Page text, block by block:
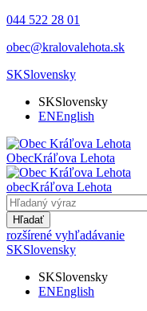
044 522 28 01
obec@kralovalehota.sk
SKSlovensky
SKSlovensky
ENEnglish
ObecKráľova Lehota
obecKráľova Lehota
Hľadať
rozšírené vyhľadávanie
SKSlovensky
SKSlovensky
ENEnglish